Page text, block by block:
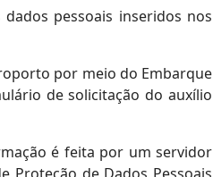
pessoais inseridos nos
por meio do Embarque
de solicitação do auxílio
é feita por um servidor